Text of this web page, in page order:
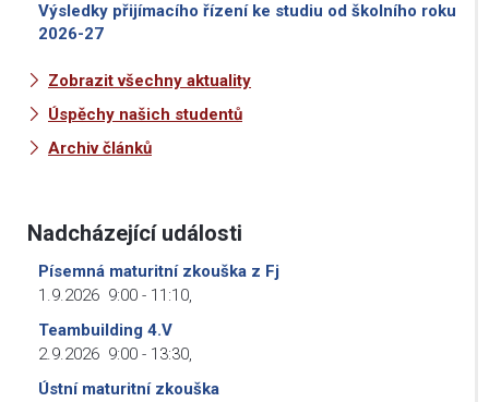
Výsledky přijímacího řízení ke studiu od školního roku
2026-27
Zobrazit všechny aktuality
Úspěchy našich studentů
Archiv článků
Nadcházející události
Písemná maturitní zkouška z Fj
1.9.2026 9:00 - 11:10,
Teambuilding 4.V
2.9.2026 9:00 - 13:30,
Ústní maturitní zkouška